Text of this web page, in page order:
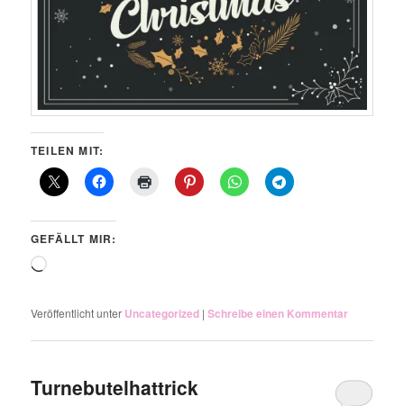
TEILEN MIT:
GEFÄLLT MIR:
Wird
Veröffentlicht unter Uncategorized |Schreibe einen Kommentar
Turnebutelhattrick